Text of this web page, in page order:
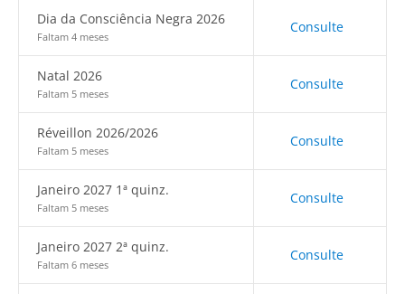
Dia da Consciência Negra 2026
Faltam 4 meses
Consulte
Natal 2026
Faltam 5 meses
Consulte
Réveillon 2026/2026
Faltam 5 meses
Consulte
Janeiro 2027 1ª quinz.
Faltam 5 meses
Consulte
Janeiro 2027 2ª quinz.
Faltam 6 meses
Consulte